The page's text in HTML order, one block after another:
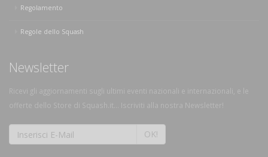
Regolamento
Regole dello Squash
Newsletter
Ricevi gli aggiornamenti sugli ultimi eventi nazionali e internazionali, e le
offerte dello Store di Squash.it... Iscriviti alla nostra Newsletter!
OK!